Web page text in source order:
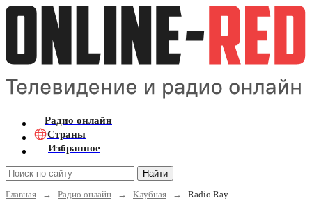
Радио онлайн
Страны
Избранное
Найти
Главная
→ Радио онлайн → Клубная → Radio Ray